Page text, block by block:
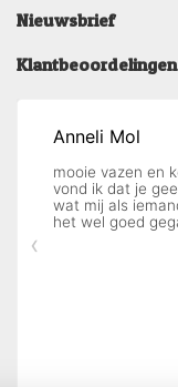
Nieuwsbrief
Klantbeoordelingen